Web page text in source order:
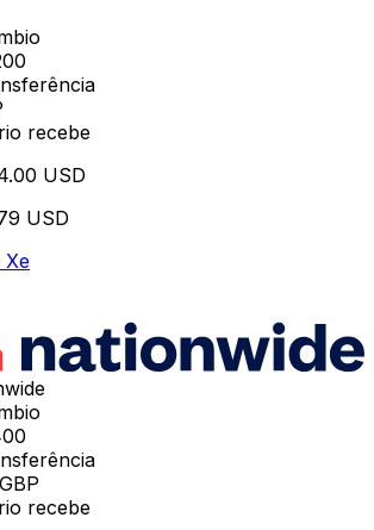
recebe
USD
USD
Xe
recebe